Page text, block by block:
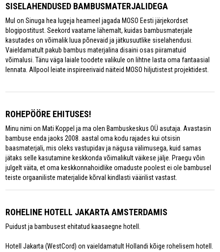
SISELAHENDUSED BAMBUSMATERJALIDEGA
Mul on Sinuga hea lugeja heameel jagada MOSO Eesti järjekordset
blogipostitust. Seekord vaatame lähemalt, kuidas bambusmaterjale
kasutades on võimalik luua põnevaid ja jätkusuutlike siselahendusi.
Vaieldamatult pakub bambus materjalina disaini osas piiramatuid
võimalusi. Tänu väga laiale toodete valikule on lihtne lasta oma fantaasial
lennata. Allpool leiate inspireerivaid näiteid MOSO hiljutistest projektidest.
ROHEPÖÖRE EHITUSES!
Minu nimi on Mati Koppel ja ma olen Bambuskeskus OÜ asutaja. Avastasin
bambuse enda jaoks 2008. aastal oma kodu rajades kui otsisin
baasmaterjali, mis oleks vastupidav ja nägusa välimusega, kuid samas
jätaks selle kasutamine keskkonda võimalikult väikese jälje. Praegu võin
julgelt väita, et oma keskkonnahoidlike omaduste poolest ei ole bambusel
teiste orgaaniliste materjalide kõrval kindlasti väärilist vastast.
ROHELINE HOTELL JAKARTA AMSTERDAMIS
Puidust ja bambusest ehitatud kaasaegne hotell.
Hotell Jakarta (WestCord) on vaieldamatult Hollandi kõige rohelisem hotell.